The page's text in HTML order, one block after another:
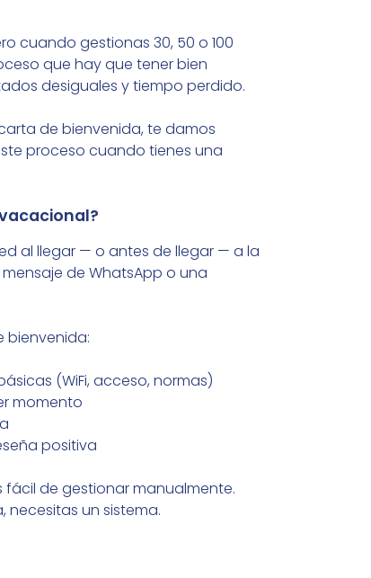
cuando gestionas 30, 50 o 100
que hay que tener bien
desiguales y tiempo perdido.
de bienvenida, te damos
proceso cuando tienes una
al llegar — o antes de llegar — a la
de WhatsApp o una
bienvenida:
(WiFi, acceso, normas)
momento
positiva
de gestionar manualmente.
un sistema.